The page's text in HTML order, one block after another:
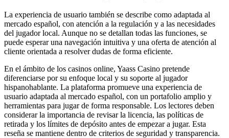
La experiencia de usuario también se describe como adaptada al
mercado español, con atención a la regulación y a las necesidades
del jugador local. Aunque no se detallan todas las funciones, se
puede esperar una navegación intuitiva y una oferta de atención al
cliente orientada a resolver dudas de forma eficiente.
En el ámbito de los casinos online, Yaass Casino pretende
diferenciarse por su enfoque local y su soporte al jugador
hispanohablante. La plataforma promueve una experiencia de
usuario adaptada al mercado español, con un portafolio amplio y
herramientas para jugar de forma responsable. Los lectores deben
considerar la importancia de revisar la licencia, las políticas de
retirada y los límites de depósito antes de empezar a jugar. Esta
reseña se mantiene dentro de criterios de seguridad y transparencia.